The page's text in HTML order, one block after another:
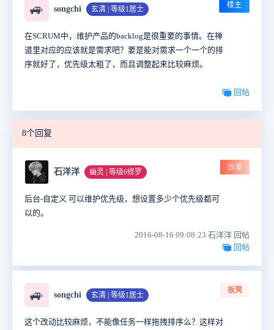
🚙 songchi 玄清 | 等级1居士 楼主
在SCRUM中，维护产品的backlog是很重要的事情。在禅
道里对应的应该就是需求吧？要是能对需求一个一个的排
序就好了，优先级太粗了，而且调整起来比较麻烦。
回帖
8个回复
石洋洋 幽灵 | 等级6修罗
沙发
后台-自定义 可以维护优先级，想设置多少个优先级都可
以的。
2016-08-16 09:08:23 石洋洋 回帖
回帖
🚙 songchi 玄清 | 等级1居士
板凳
这个改动比较麻烦，不能像任务一样拖拽排序么？这样对